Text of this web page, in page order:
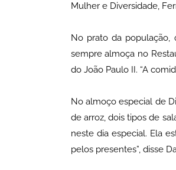
Mulher e Diversidade,
No prato da população,
sempre almoça no
do João Paulo II. “A
No almoço especial de
de arroz, dois tipos de
neste dia especial. Ela
pelos presentes”, disse